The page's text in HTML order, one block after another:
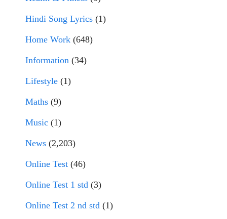
Hindi Song Lyrics (1)
Home Work (648)
Information (34)
Lifestyle (1)
Maths (9)
Music (1)
News (2,203)
Online Test (46)
Online Test 1 std (3)
Online Test 2 nd std (1)